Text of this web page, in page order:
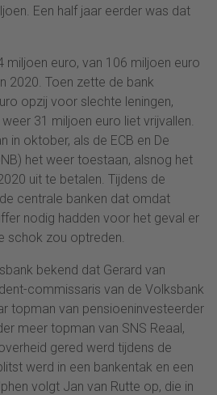
Een half jaar eerder was dat
miljoen euro, van 106 miljoen euro
2020. Toen zette de bank
opzij voor slechte leningen,
31 miljoen euro liet vrijvallen.
in oktober, als de ECB en De
het weer toestaan, alsnog het
uit te betalen. Tijdens de
centrale banken dat omdat
nodig hadden voor het geval er
schok zou optreden.
bekend dat Gerard van
commissaris van de Volksbank
topman van pensioeninvesteerder
meer topman van SNS Reaal,
gered werd tijdens de
werd in een bankentak en een
volgt Jan van Rutte op, die in